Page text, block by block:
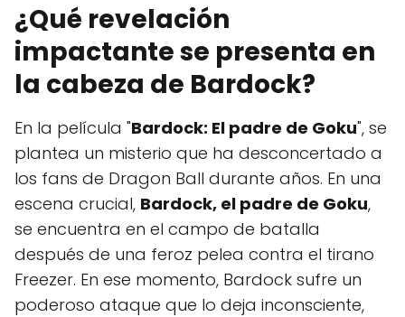
¿Qué revelación
impactante se presenta en
la cabeza de Bardock?
En la película "Bardock: El padre de Goku", se
plantea un misterio que ha desconcertado a
los fans de Dragon Ball durante años. En una
escena crucial, Bardock, el padre de Goku,
se encuentra en el campo de batalla
después de una feroz pelea contra el tirano
Freezer. En ese momento, Bardock sufre un
poderoso ataque que lo deja inconsciente,